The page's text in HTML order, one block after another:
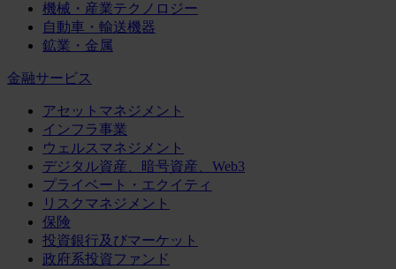
機械・産業テクノロジー
自動車・輸送機器
鉱業・金属
金融サービス
アセットマネジメント
インフラ事業
ウェルスマネジメント
デジタル資産、暗号資産、Web3
プライベート・エクイティ
リスクマネジメント
保険
投資銀行及びマーケット
政府系投資ファンド